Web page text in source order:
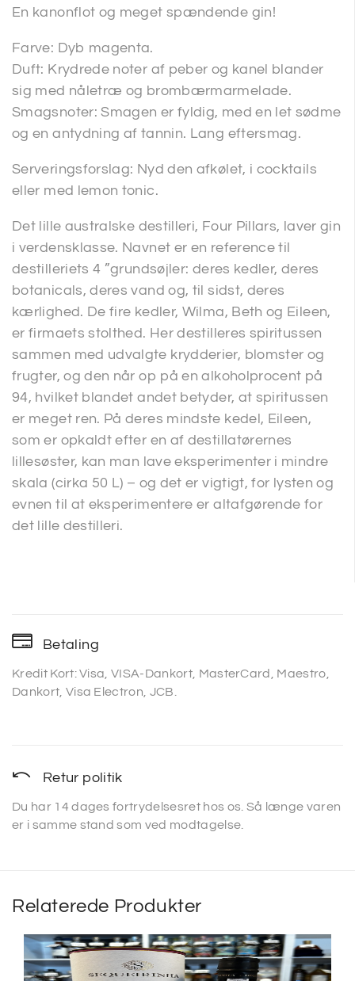
En kanonflot og meget spændende gin!
Farve: Dyb magenta.
Duft: Krydrede noter af peber og kanel blander
sig med nåletræ og brombærmarmelade.
Smagsnoter: Smagen er fyldig, med en let sødme
og en antydning af tannin. Lang eftersmag.
Serveringsforslag: Nyd den afkølet, i cocktails
eller med lemon tonic.
Det lille australske destilleri, Four Pillars, laver gin
i verdensklasse. Navnet er en reference til
destilleriets 4 ”grundsøjler: deres kedler, deres
botanicals, deres vand og, til sidst, deres
kærlighed. De fire kedler, Wilma, Beth og Eileen,
er firmaets stolthed. Her destilleres spiritussen
sammen med udvalgte krydderier, blomster og
frugter, og den når op på en alkoholprocent på
94, hvilket blandet andet betyder, at spiritussen
er meget ren. På deres mindste kedel, Eileen,
som er opkaldt efter en af destillatørernes
lillesøster, kan man lave eksperimenter i mindre
skala (cirka 50 L) – og det er vigtigt, for lysten og
evnen til at eksperimentere er altafgørende for
det lille destilleri.
Betaling
Kredit Kort: Visa, VISA-Dankort, MasterCard, Maestro,
Dankort, Visa Electron, JCB.
Retur politik
Du har 14 dages fortrydelsesret hos os. Så længe varen
er i samme stand som ved modtagelse.
Relaterede Produkter